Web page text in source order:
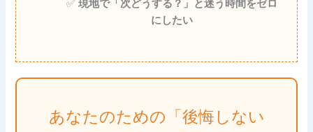
✅ 現地で「次どうする？」と迷う時間をゼロ
にしたい
あなたのための「後悔しない